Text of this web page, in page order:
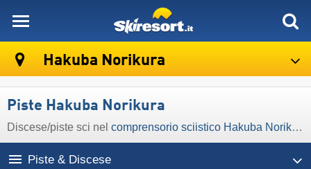
Hakuba Norikura
Piste Hakuba Norikura
Discese/​piste sci nel comprensorio sciistico Hakuba Norikura
Piste & Discese